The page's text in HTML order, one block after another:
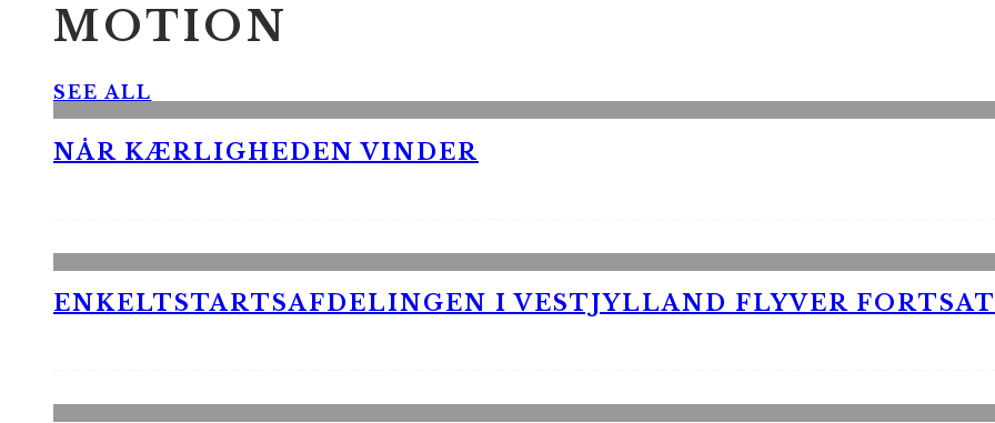
MOTION
SEE ALL
NÅR KÆRLIGHEDEN VINDER
ENKELTSTARTSAFDELINGEN I VESTJYLLAND FLYVER